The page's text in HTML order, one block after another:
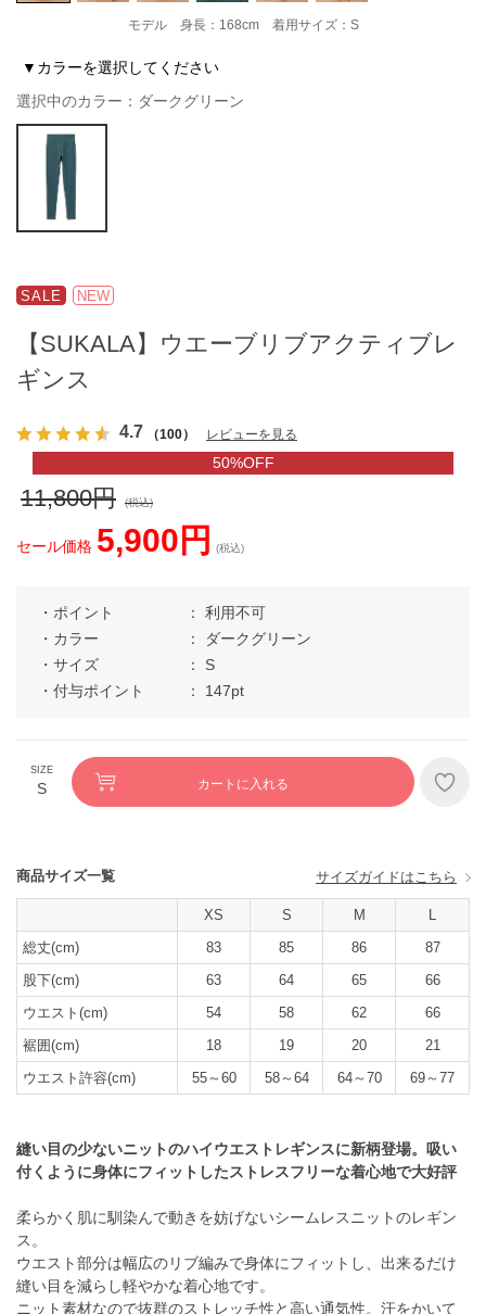
モデル 身長：168cm 着用サイズ：S
▼カラーを選択してください
選択中のカラー：ダークグリーン
SALE NEW
【SUKALA】ウエーブリブアクティブレ
ギンス
4.7 （100） レビューを見る
50%OFF
11,800円 (税込)
セール価格 5,900円 (税込)
ポイント
利用不可
カラー
ダークグリーン
サイズ
S
付与ポイント
147pt
S カートに入れる
商品サイズ一覧 サイズガイドはこちら
XS S M
L
総丈(cm)
83 85 86
87
股下(cm)
63 64 65
66
ウエスト(cm)
54 58 62
66
裾囲(cm)
18 19 20
21
ウエスト許容(cm)
55～60 58～64 64～70 69～77
縫い目の少ないニットのハイウエストレギンスに新柄登場。吸い
付くように身体にフィットしたストレスフリーな着心地で大好評
柔らかく肌に馴染んで動きを妨げないシームレスニットのレギン
ス。
ウエスト部分は幅広のリブ編みで身体にフィットし、出来るだけ
縫い目を減らし軽やかな着心地です。
ニット素材なので抜群のストレッチ性と高い通気性。汗をかいて